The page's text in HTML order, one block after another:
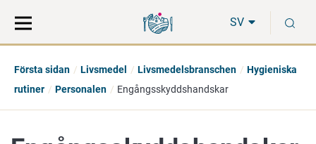
direkt
till
på
hela
SV
Första sidan Livsmedel Livsmedelsbranschen
Hygieniska
rutiner
Personalen Engångsskyddshandskar